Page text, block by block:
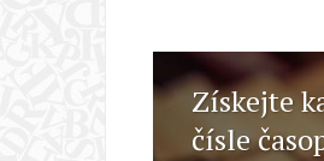
Získejte
čísle